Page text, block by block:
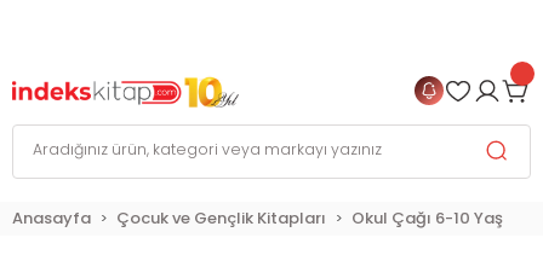
Anasayfa Çocuk ve Gençlik Kitapları Okul Çağı 6-10 Yaş